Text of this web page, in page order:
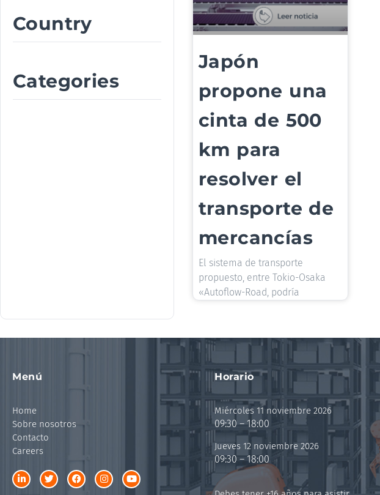
Country
Categories
Japón
propone una
cinta de 500
km para
resolver el
transporte de
mercancías
El sistema de transporte
propuesto, entre Tokio-Osaka
«Autoflow-Road, podría
Menú
Home
Sobre nosotros
Contacto
Careers
Horario
Miércoles 11 noviembre 2026
09:30 – 18:00
Jueves 12 noviembre 2026
09:30 – 18:00